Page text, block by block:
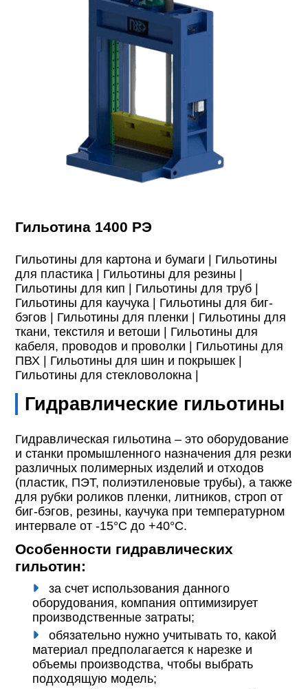
Гильотина 1400 РЭ
Гильотины для картона и бумаги | Гильотины
для пластика | Гильотины для резины |
Гильотины для кип | Гильотины для труб |
Гильотины для каучука | Гильотины для биг-
бэгов | Гильотины для пленки | Гильотины для
ткани, текстиля и ветоши | Гильотины для
кабеля, проводов и проволки | Гильотины для
ПВХ | Гильотины для шин и покрышек |
Гильотины для стекловолокна |
Гидравлические гильотины
Гидравлическая гильотина – это оборудование
и станки промышленного назначения для резки
различных полимерных изделий и отходов
(пластик, ПЭТ, полиэтиленовые трубы), а также
для рубки роликов пленки, литников, строп от
биг-бэгов, резины, каучука при температурном
интервале от -15°С до +40°С.
Особенности гидравлических
гильотин:
за счет использования данного
оборудования, компания оптимизирует
производственные затраты;
обязательно нужно учитывать то, какой
материал предполагается к нарезке и
объемы производства, чтобы выбрать
подходящую модель;